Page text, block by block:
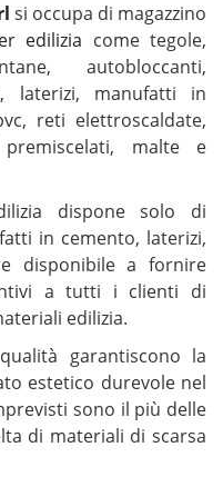
si occupa di magazzino
edilizia come tegole,
autobloccanti,
laterizi, manufatti in
reti elettroscaldate,
malte e
dispone solo di
in cemento, laterizi,
disponibile a fornire
a tutti i clienti di
edilizia.
garantiscono la
estetico durevole nel
sono il più delle
di materiali di scarsa